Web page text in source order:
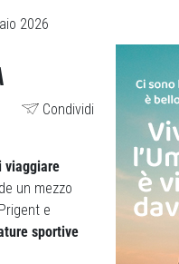
2026
Condividi
viaggiare
un mezzo
e
sportive